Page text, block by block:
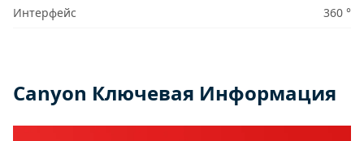
Интерфейс 360 °
Canyon Ключевая Информация